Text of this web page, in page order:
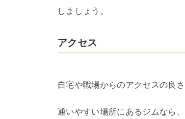
しましょう。
アクセス
自宅や職場からのアクセスの良
通いやすい場所にあるジムなら